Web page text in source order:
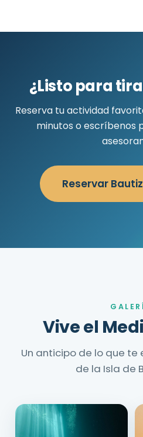
¿Listo para
Reserva tu actividad
minutos o escríbenos
Reservar
Vive el
Un anticipo de lo que te
de la Isla de